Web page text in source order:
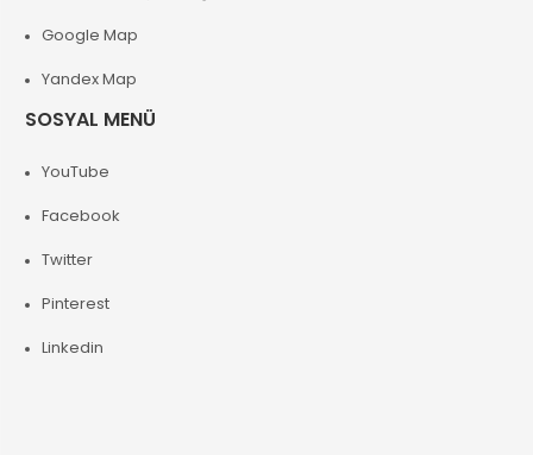
Google Map
Yandex Map
SOSYAL MENÜ
YouTube
Facebook
Twitter
Pinterest
Linkedin